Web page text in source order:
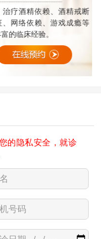
治疗酒精依赖、酒精戒断
、网络依赖、游戏成瘾等
的临床经验。
的隐私安全，就诊